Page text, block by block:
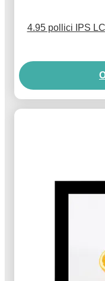
4.95 pollici IPS